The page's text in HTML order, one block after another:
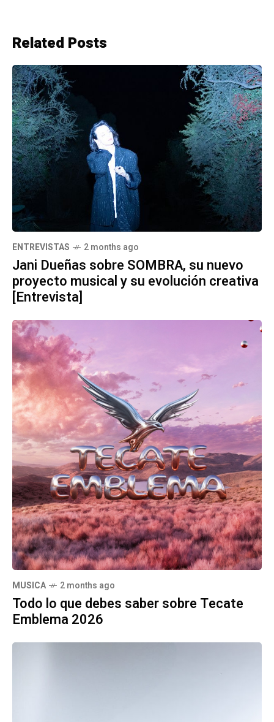
Related Posts
ENTREVISTAS 2 months ago
Jani Dueñas sobre SOMBRA, su nuevo
proyecto musical y su evolución creativa
[Entrevista]
MUSICA 2 months ago
Todo lo que debes saber sobre Tecate
Emblema 2026